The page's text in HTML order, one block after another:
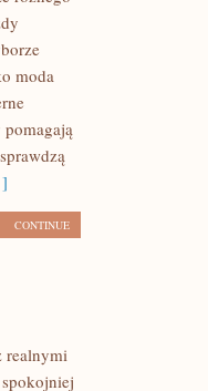
moda
pomagają
CONTINUE
realnymi